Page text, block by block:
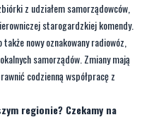
z udziałem samorządowców,
starogardzkiej komendy.
nowy oznakowany radiowóz,
samorządów. Zmiany mają
codzienną współpracę z
regionie? Czekamy na